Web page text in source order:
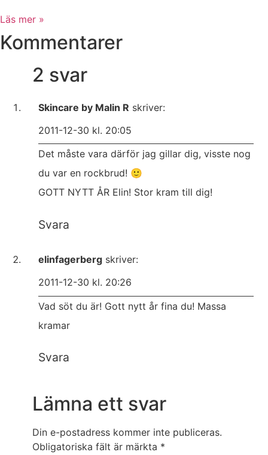
Läs mer »
Kommentarer
2 svar
Skincare by Malin R skriver:
2011-12-30 kl. 20:05
Det måste vara därför jag gillar dig, visste nog
du var en rockbrud! 🙂
GOTT NYTT ÅR Elin! Stor kram till dig!
Svara
elinfagerberg skriver:
2011-12-30 kl. 20:26
Vad söt du är! Gott nytt år fina du! Massa
kramar
Svara
Lämna ett svar
Din e-postadress kommer inte publiceras.
Obligatoriska fält är märkta *